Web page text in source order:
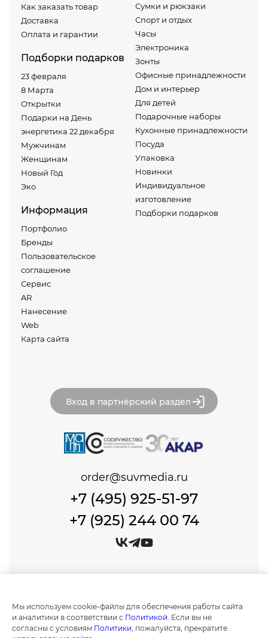
Как заказать товар
Доставка
Оплата и гарантии
Подборки подарков
23 февраля
8 Марта
Открытки
Подарки на День
энергетика 22 декабря
Мужчинам
Женщинам
Новый Год
Эко
Информация
Портфолио
Бренды
Пользовательское
соглашение
Сервис
AR
Нанесение
Web
Карта сайта
Сумки и рюкзаки
Спорт и отдых
Часы
Электроника
Зонты
Офисные принадлежности
Дом и интерьер
Для детей
Подарочные наборы
Кухонные принадлежности
Посуда
Упаковка
Новинки
Индивидуальное
изготовление
Подборки подарков
Вход в партнёрский раздел
+7 (495) 925-51-97
+7 (925) 244 00 74
order@suvmedia.ru
Политика обработки персональных данных
Создание и продвижение сайтов в
Москве "IT Expert Group"
Мы используем cookie-файлы для обеспечения работы сайта
и аналитики в соответствии с Политикой . Если вы не
согласны с условиям Политики , пожалуйста, прекратите